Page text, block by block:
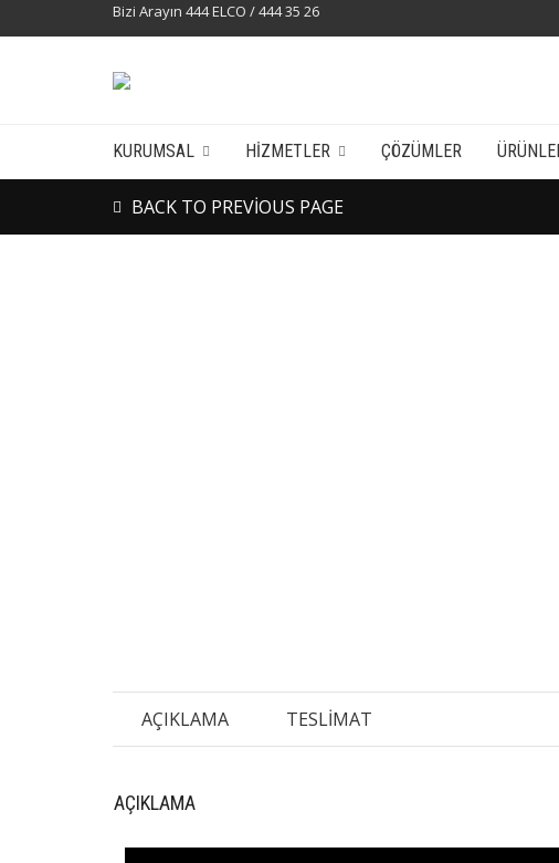
Bizi Arayın 444 ELCO / 444 35 26
KURUMSAL HIZMETLER ÇÖZÜMLER
BACK TO PREVIOUS PAGE
AÇIKLAMA TESLIMAT
AÇIKLAMA